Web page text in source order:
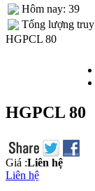
Hôm nay: 39
Tống lượng truy
HGPCL 80
HGPCL 80
Giá :Liên hệ
Liên hệ